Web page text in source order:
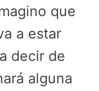
que
a estar
decir de
alguna